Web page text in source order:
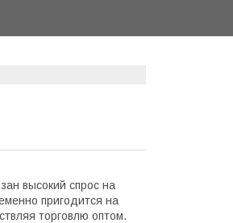
высокий спрос на
пригодится на
торговлю оптом.